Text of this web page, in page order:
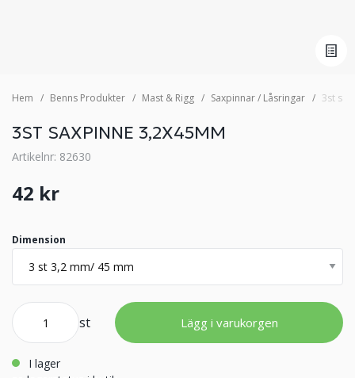
Hem Benns Produkter Mast & Rigg Saxpinnar / Låsringar 3st
3ST SAXPINNE 3,2X45MM
Artikelnr: 82630
42 kr
Dimension
st Lägg i varukorgen
i lager